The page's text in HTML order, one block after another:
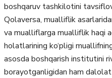
boshqaruv tashkilotini
Qolaversa, mualliflik
va mualliflarga mualliflik haqi
holatlarining ko‘pligi
asosda boshqarish institutini
borayotganligidan ham